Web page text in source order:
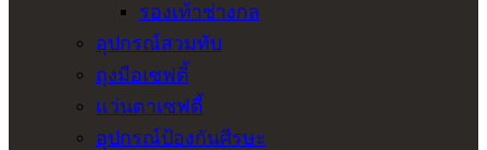
รองเท้าช่างกล
อุปกรณ์สวมทับ
ถุงมือเซฟตี้
แว่นตาเซฟตี้
อุปกรณ์ป้องกันศีรษะ